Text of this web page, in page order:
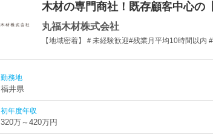
木材の専門商社！既存顧客中心の
丸福木材株式会社
【地域密着】＃未経験歓迎#残業月平均10時間以内
勤務地
福井県
初年度年収
320万～420万円